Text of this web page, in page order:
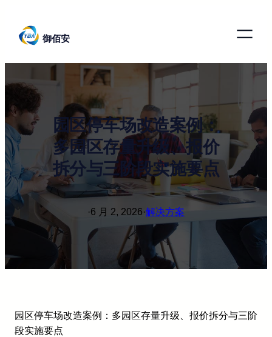
御佰安
园区停车场改造案例：
多园区存量升级、报价
拆分与三阶段实施要点
·6 月 2, 2026·解决方案
园区停车场改造案例：多园区存量升级、报价拆分与三阶
段实施要点